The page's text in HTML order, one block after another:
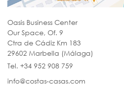
Oasis Business Center
Our Space, Of. 9
Ctra de Cádiz Km 183
29602 Marbella (Málaga)
Tel. +34 952 908 759
info@costas-casas.com